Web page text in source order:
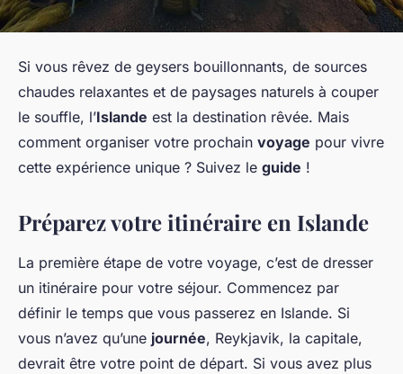
Si vous rêvez de geysers bouillonnants, de sources
chaudes relaxantes et de paysages naturels à couper
le souffle, l’Islande est la destination rêvée. Mais
comment organiser votre prochain voyage pour vivre
cette expérience unique ? Suivez le guide !
Préparez votre itinéraire en Islande
La première étape de votre voyage, c’est de dresser
un itinéraire pour votre séjour. Commencez par
définir le temps que vous passerez en Islande. Si
vous n’avez qu’une journée, Reykjavik, la capitale,
devrait être votre point de départ. Si vous avez plus